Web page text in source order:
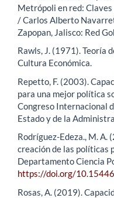
Metrópoli en red:
/ Carlos Alberto
Zapopan, Jalisco: Red
Rawls, J. (1971). Teoría
Cultura Económica.
Repetto, F. (2003).
para una mejor política
Congreso Internacional
Estado y de la
Rodríguez-Edeza., M. A.
creación de las políticas
Departamento Ciencia
https://doi.org/
Rosas, A. (2019).